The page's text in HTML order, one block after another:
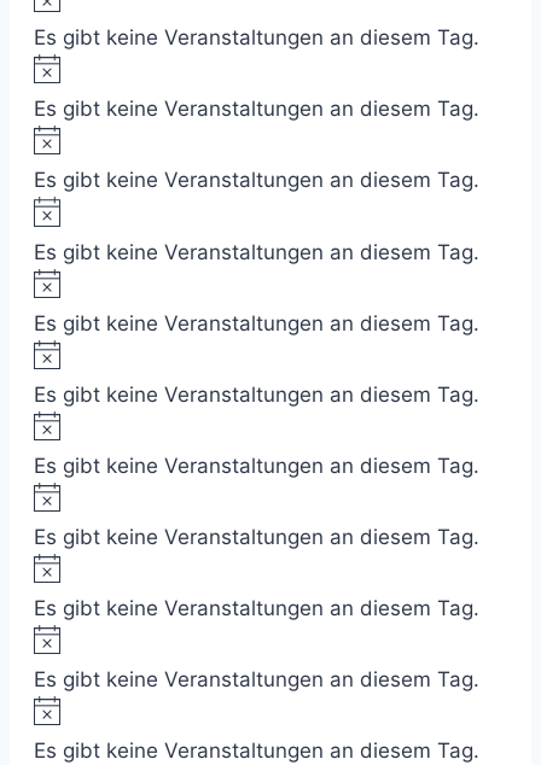
Es gibt keine Veranstaltungen an diesem Tag.
Hinweis
Es gibt keine Veranstaltungen an diesem Tag.
Hinweis
Es gibt keine Veranstaltungen an diesem Tag.
Hinweis
Es gibt keine Veranstaltungen an diesem Tag.
Hinweis
Es gibt keine Veranstaltungen an diesem Tag.
Hinweis
Es gibt keine Veranstaltungen an diesem Tag.
Hinweis
Es gibt keine Veranstaltungen an diesem Tag.
Hinweis
Es gibt keine Veranstaltungen an diesem Tag.
Hinweis
Es gibt keine Veranstaltungen an diesem Tag.
Hinweis
Es gibt keine Veranstaltungen an diesem Tag.
Hinweis
Es gibt keine Veranstaltungen an diesem Tag.